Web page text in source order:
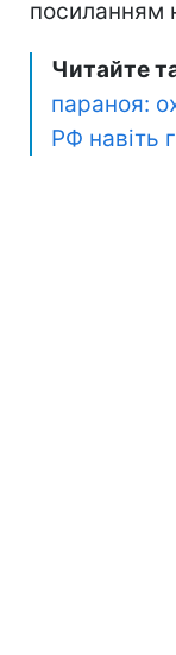
посиланням
Читайте
параноя:
РФ навіть